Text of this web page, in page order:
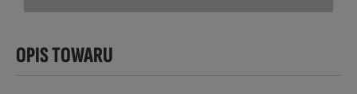
OPIS TOWARU